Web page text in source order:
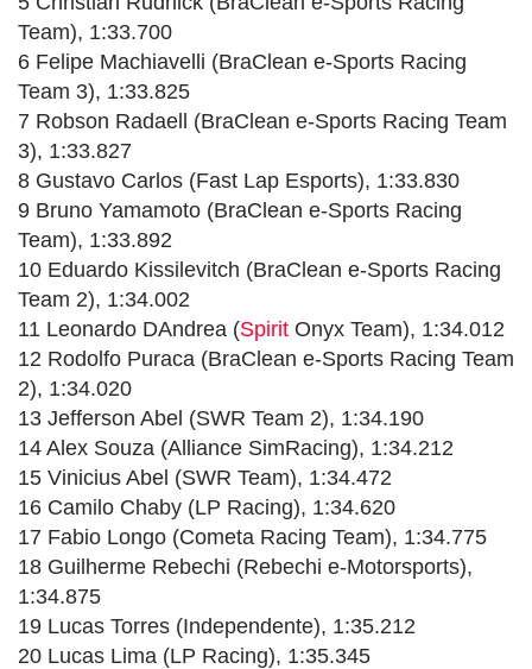
Team), 1:33.700
6 Felipe Machiavelli (BraClean e-Sports Racing
Team 3), 1:33.825
7 Robson Radaell (BraClean e-Sports Racing Team
3), 1:33.827
8 Gustavo Carlos (Fast Lap Esports), 1:33.830
9 Bruno Yamamoto (BraClean e-Sports Racing
Team), 1:33.892
10 Eduardo Kissilevitch (BraClean e-Sports Racing
Team 2), 1:34.002
11 Leonardo DAndrea (Spirit Onyx Team), 1:34.012
12 Rodolfo Puraca (BraClean e-Sports Racing Team
2), 1:34.020
13 Jefferson Abel (SWR Team 2), 1:34.190
14 Alex Souza (Alliance SimRacing), 1:34.212
15 Vinicius Abel (SWR Team), 1:34.472
16 Camilo Chaby (LP Racing), 1:34.620
17 Fabio Longo (Cometa Racing Team), 1:34.775
18 Guilherme Rebechi (Rebechi e-Motorsports),
1:34.875
19 Lucas Torres (Independente), 1:35.212
20 Lucas Lima (LP Racing), 1:35.345